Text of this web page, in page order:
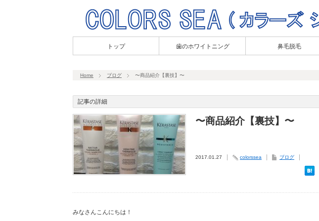
トップ 歯のホワイトニング 鼻毛脱毛
Home ブログ 〜商品紹介【裏技】〜
記事の詳細
〜商品紹介【裏技】〜
2017.01.27 colorssea ブログ
みなさんこんにちは！